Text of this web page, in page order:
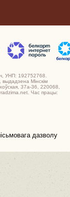
УНП: 192752768.
Мінскім
37а-36, 220068,
Час працы:
дазволу